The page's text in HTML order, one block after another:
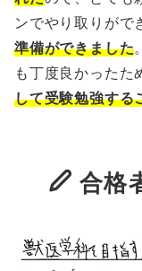
ンでやり取りがで
準備ができました
も丁度良かったた
して受験勉強する
合格